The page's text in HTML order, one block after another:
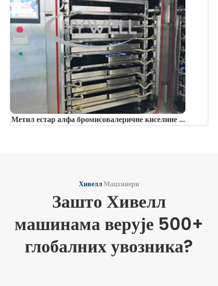
Метил естар алфа бромисовалеричне киселине ...
ХивеллМацхинери
Зашто Хивелл
машинама верује 500+
глобалних увозника?